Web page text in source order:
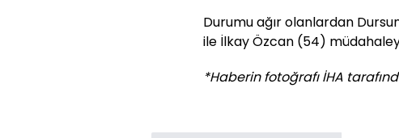
Durumu ağır olanlardan
ile İlkay Özcan (54)
*Haberin fotoğrafı İHA